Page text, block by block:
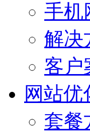
手机
解决
客户
网站优
套餐